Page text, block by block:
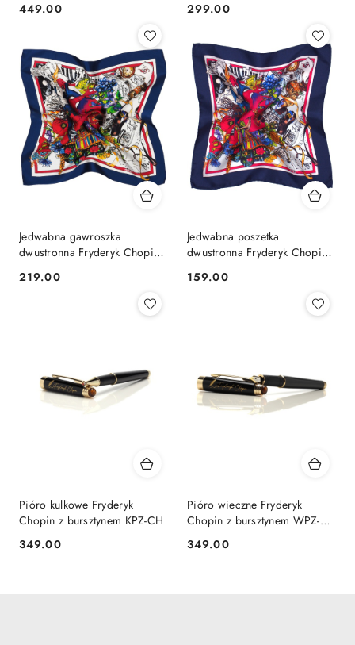
Cena:
449.00 Cena:
299.00
Jedwabna gawroszka
dwustronna Fryderyk Chopin
Cena:
219.00
Jedwabna poszetka
dwustronna Fryderyk Chopin
Cena:
159.00
Pióro kulkowe Fryderyk
Chopin z bursztynem KPZ-CH
Cena:
349.00
Pióro wieczne Fryderyk
Chopin z bursztynem WPZ-
Cena:
349.00